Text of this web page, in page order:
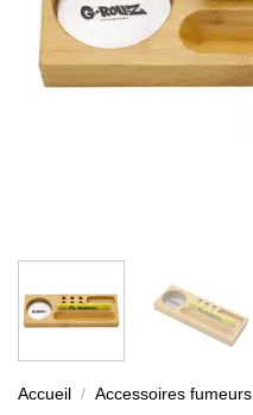
Accueil / Accessoires fumeurs